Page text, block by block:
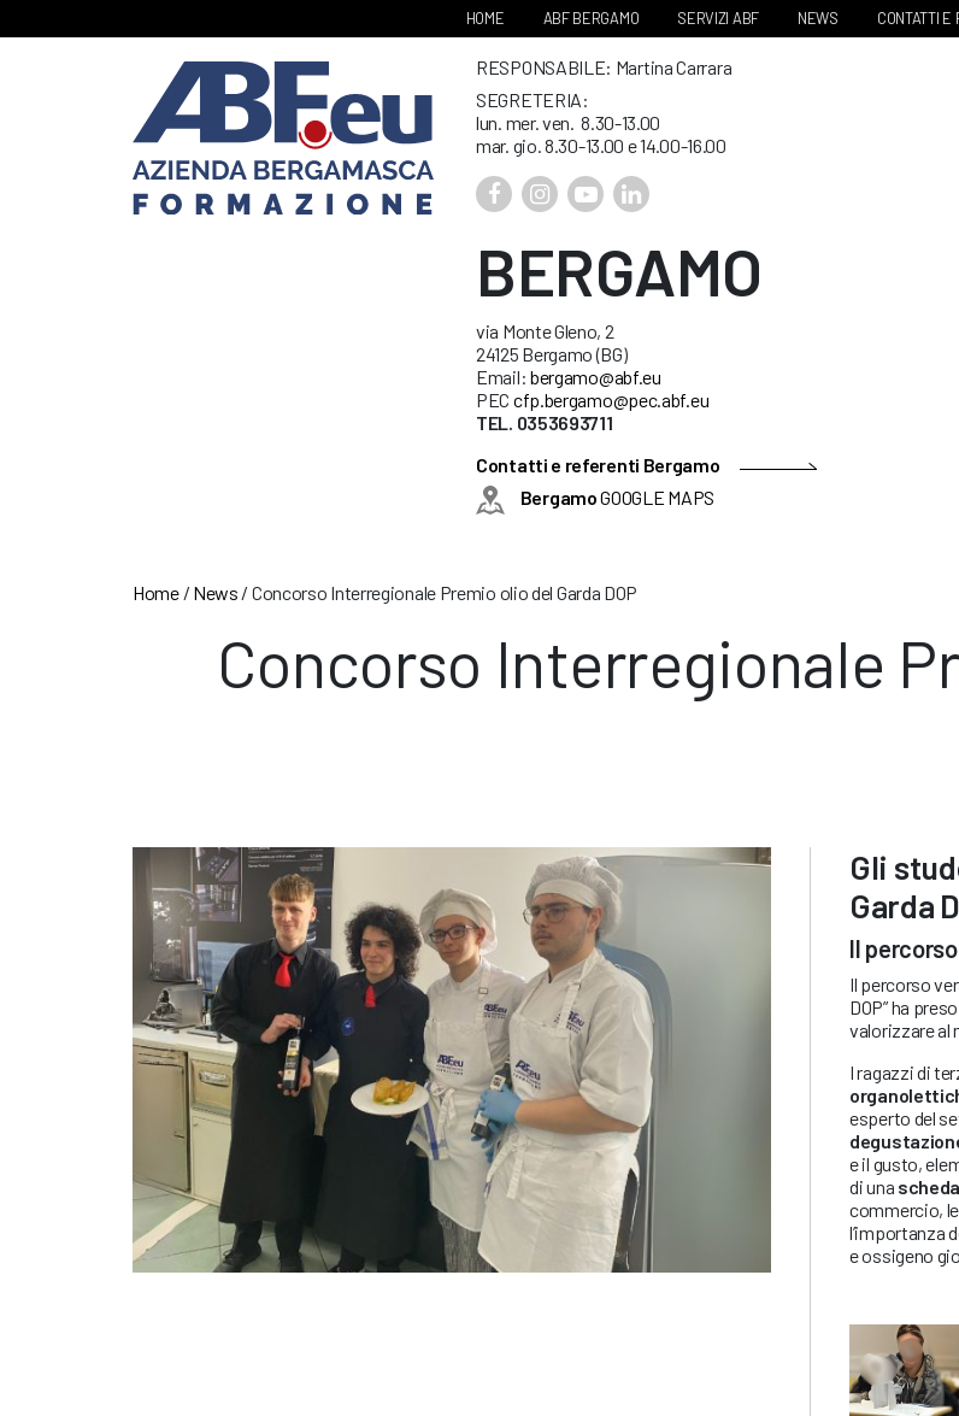
HOME ABF BERGAMO SERVIZI ABF NEWS CONTATTI E
RESPONSABILE: Martina Carrara
SEGRETERIA:
lun. mer. ven. 8.30-13.00
mar. gio. 8.30-13.00 e 14.00-16.00
BERGAMO
via Monte Gleno, 2
24125 Bergamo (BG)
Email: bergamo@abf.eu
PEC cfp.bergamo@pec.abf.eu
TEL. 0353693711
Contatti e referenti Bergamo
BergamoGOOGLE MAPS
Home/ News / Concorso Interregionale Premio olio del Garda DOP
Concorso Interregionale
Gli
Garda
Il
Il percorso
DOP” ha
valorizzare al
I ragazzi di
esperto del
e il gusto,
di una
commercio,
l’importanza
e ossigeno